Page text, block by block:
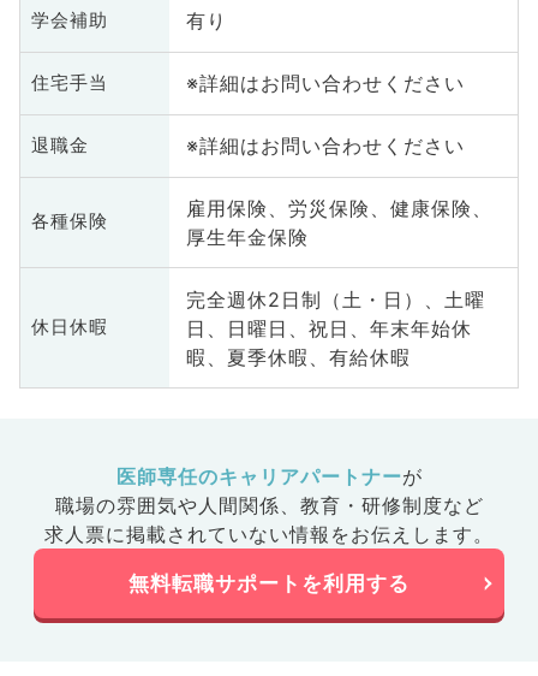
学会補助 有り
住宅手当 ※詳細はお問い合わせください
退職金 ※詳細はお問い合わせください
各種保険
雇用保険、労災保険、健康保険、
厚生年金保険
休日休暇
完全週休2日制（土・日）、土曜
日、日曜日、祝日、年末年始休
暇、夏季休暇、有給休暇
医師専任のキャリアパートナーが
職場の雰囲気や人間関係、 教育・研修制度など
求人票に掲載されていない情報をお伝えします。
無料転職サポートを利用する